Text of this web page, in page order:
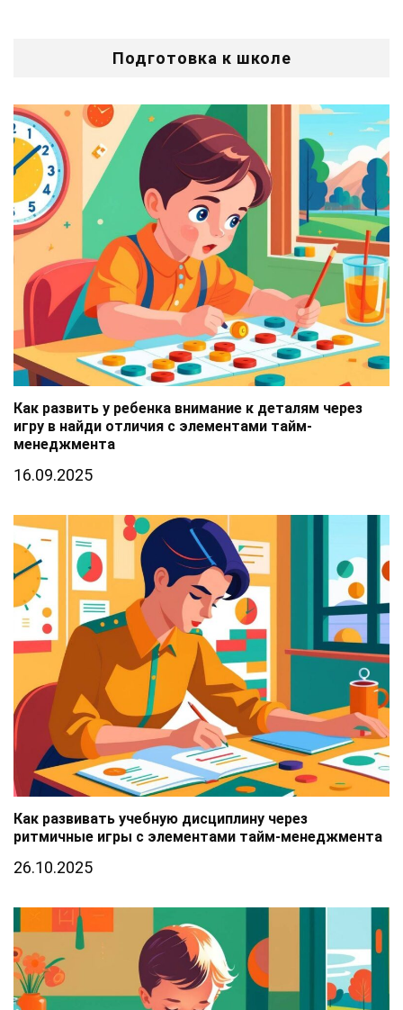
Подготовка к школе
Как развить у ребенка внимание к деталям через
игру в найди отличия с элементами тайм-
менеджмента
16.09.2025
Как развивать учебную дисциплину через
ритмичные игры с элементами тайм-менеджмента
26.10.2025